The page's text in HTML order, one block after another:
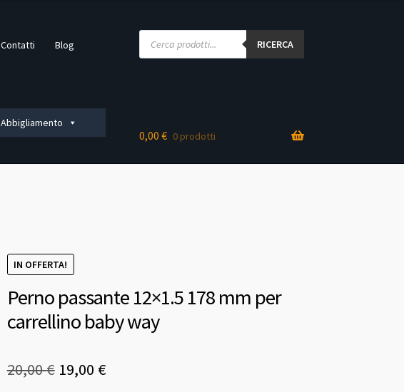
Contatti Blog
Products
search RICERCA
Abbigliamento
0,00 € 0 prodotti
IN OFFERTA!
Perno passante 12×1.5 178 mm per
carrellino baby way
20,00€ Il
19,00 €Il